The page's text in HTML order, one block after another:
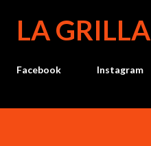
LA GRILLA
Facebook Instagram